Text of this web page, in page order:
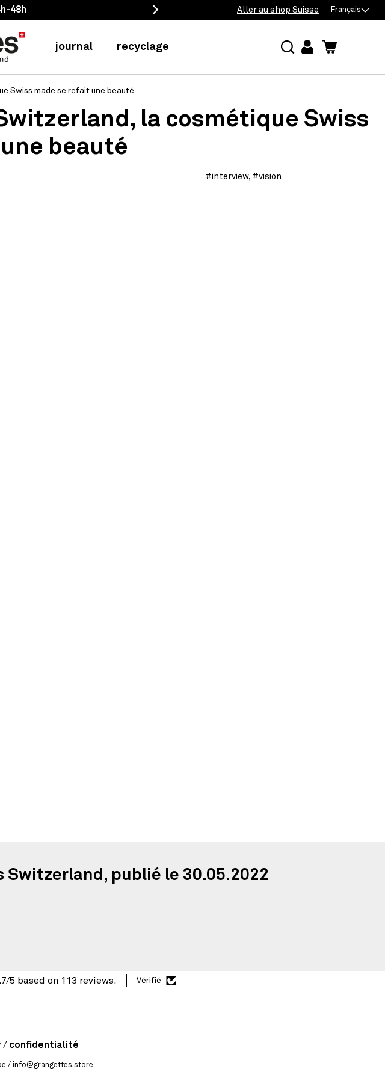
48h Livraison gratuite dès 50
Aller au shop Suisse Français
journal recyclage
monPanier
Swiss made se refait une beauté
la cosmétique Swiss
beauté
#interview, #vision
publié le 30.05.2022
5 based on 113 reviews. Vérifié
confidentialité
/ info@grangettes.store